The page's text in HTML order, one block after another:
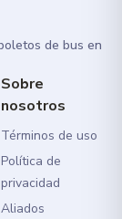
de bus en
Sobre
nosotros
Términos de uso
Política de
privacidad
Aliados